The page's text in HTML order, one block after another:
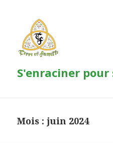
S'enraciner pour
Mois : juin 2024